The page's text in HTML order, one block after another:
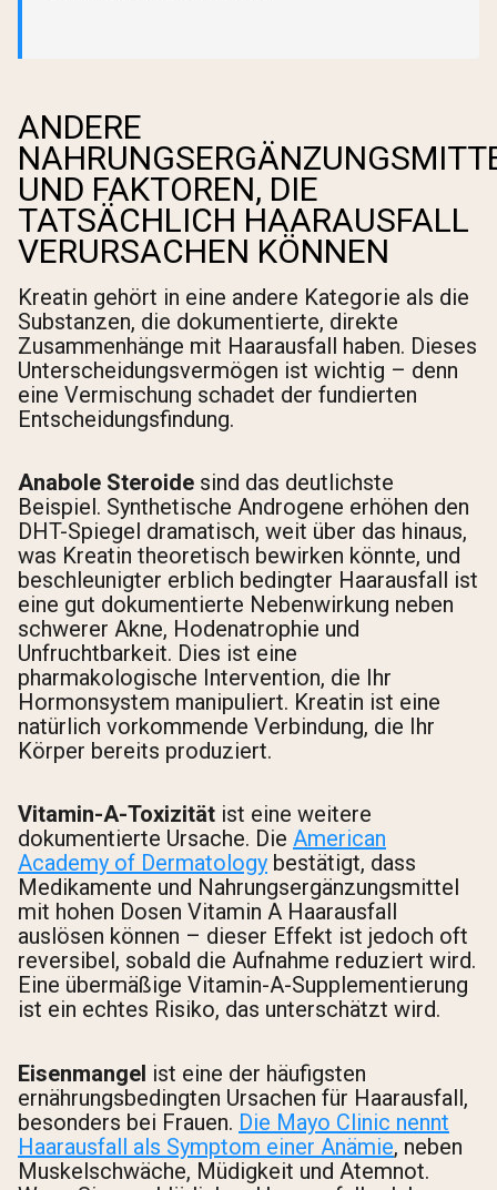
ANDERE
UND FAKTOREN, DIE
TATSÄCHLICH HAARAUSFALL
VERURSACHEN KÖNNEN
Kreatin gehört in eine andere Kategorie als die
Substanzen, die dokumentierte, direkte
Zusammenhänge mit Haarausfall haben. Dieses
Unterscheidungsvermögen ist wichtig – denn
eine Vermischung schadet der fundierten
Entscheidungsfindung.
Anabole Steroide sind das deutlichste
Beispiel. Synthetische Androgene erhöhen den
DHT-Spiegel dramatisch, weit über das hinaus,
was Kreatin theoretisch bewirken könnte, und
beschleunigter erblich bedingter Haarausfall ist
eine gut dokumentierte Nebenwirkung neben
schwerer Akne, Hodenatrophie und
Unfruchtbarkeit. Dies ist eine
pharmakologische Intervention, die Ihr
Hormonsystem manipuliert. Kreatin ist eine
natürlich vorkommende Verbindung, die Ihr
Körper bereits produziert.
Vitamin-A-Toxizität ist eine weitere
dokumentierte Ursache. Die American
Academy of Dermatology bestätigt, dass
Medikamente und Nahrungsergänzungsmittel
mit hohen Dosen Vitamin A Haarausfall
auslösen können – dieser Effekt ist jedoch oft
reversibel, sobald die Aufnahme reduziert wird.
Eine übermäßige Vitamin-A-Supplementierung
ist ein echtes Risiko, das unterschätzt wird.
Eisenmangel ist eine der häufigsten
ernährungsbedingten Ursachen für Haarausfall,
besonders bei Frauen. Die Mayo Clinic nennt
Haarausfall als Symptom einer Anämie, neben
Muskelschwäche, Müdigkeit und Atemnot.